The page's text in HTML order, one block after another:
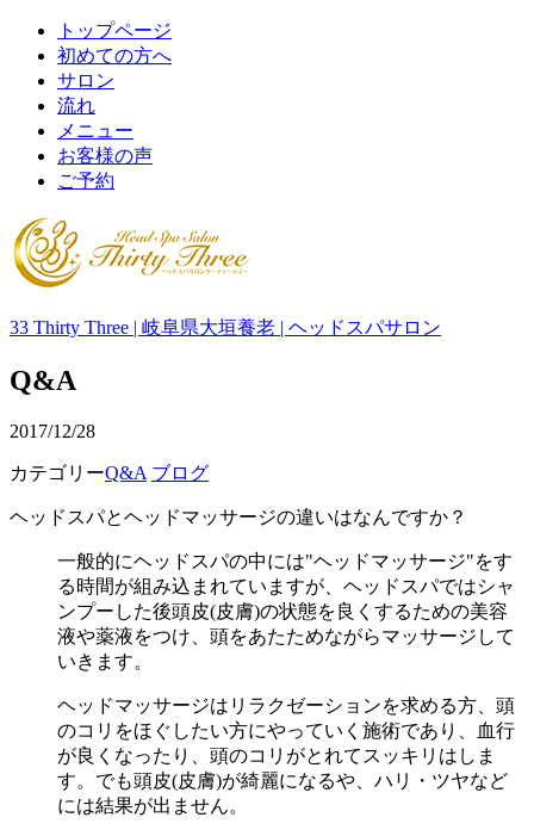
トップページ
初めての方へ
サロン
流れ
メニュー
お客様の声
ご予約
33 Thirty Three | 岐阜県大垣養老 | ヘッドスパサロン
Q&A
2017/12/28
カテゴリーQ&A ブログ
ヘッドスパとヘッドマッサージの違いはなんですか？
一般的にヘッドスパの中には"ヘッドマッサージ"をす
る時間が組み込まれていますが、ヘッドスパではシャ
ンプーした後頭皮(皮膚)の状態を良くするための美容
液や薬液をつけ、頭をあたためながらマッサージして
いきます。
ヘッドマッサージはリラクゼーションを求める方、頭
のコリをほぐしたい方にやっていく施術であり、血行
が良くなったり、頭のコリがとれてスッキリはしま
す。でも頭皮(皮膚)が綺麗になるや、ハリ・ツヤなど
には結果が出ません。